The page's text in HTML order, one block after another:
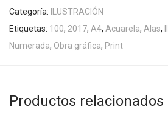
Categoría:
ILUSTRACIÓN
Etiquetas: 100, 2017, A4, Acuarela, Alas,
Numerada, Obra gráfica, Print
Productos relacionados